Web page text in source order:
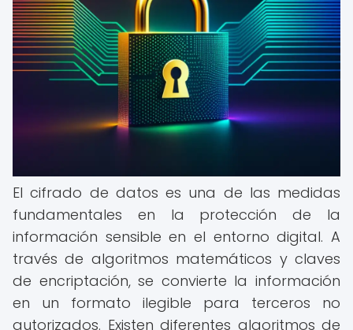
El cifrado de datos es una de las medidas
fundamentales en la protección de la
información sensible en el entorno digital. A
través de algoritmos matemáticos y claves
de encriptación, se convierte la información
en un formato ilegible para terceros no
autorizados. Existen diferentes algoritmos de